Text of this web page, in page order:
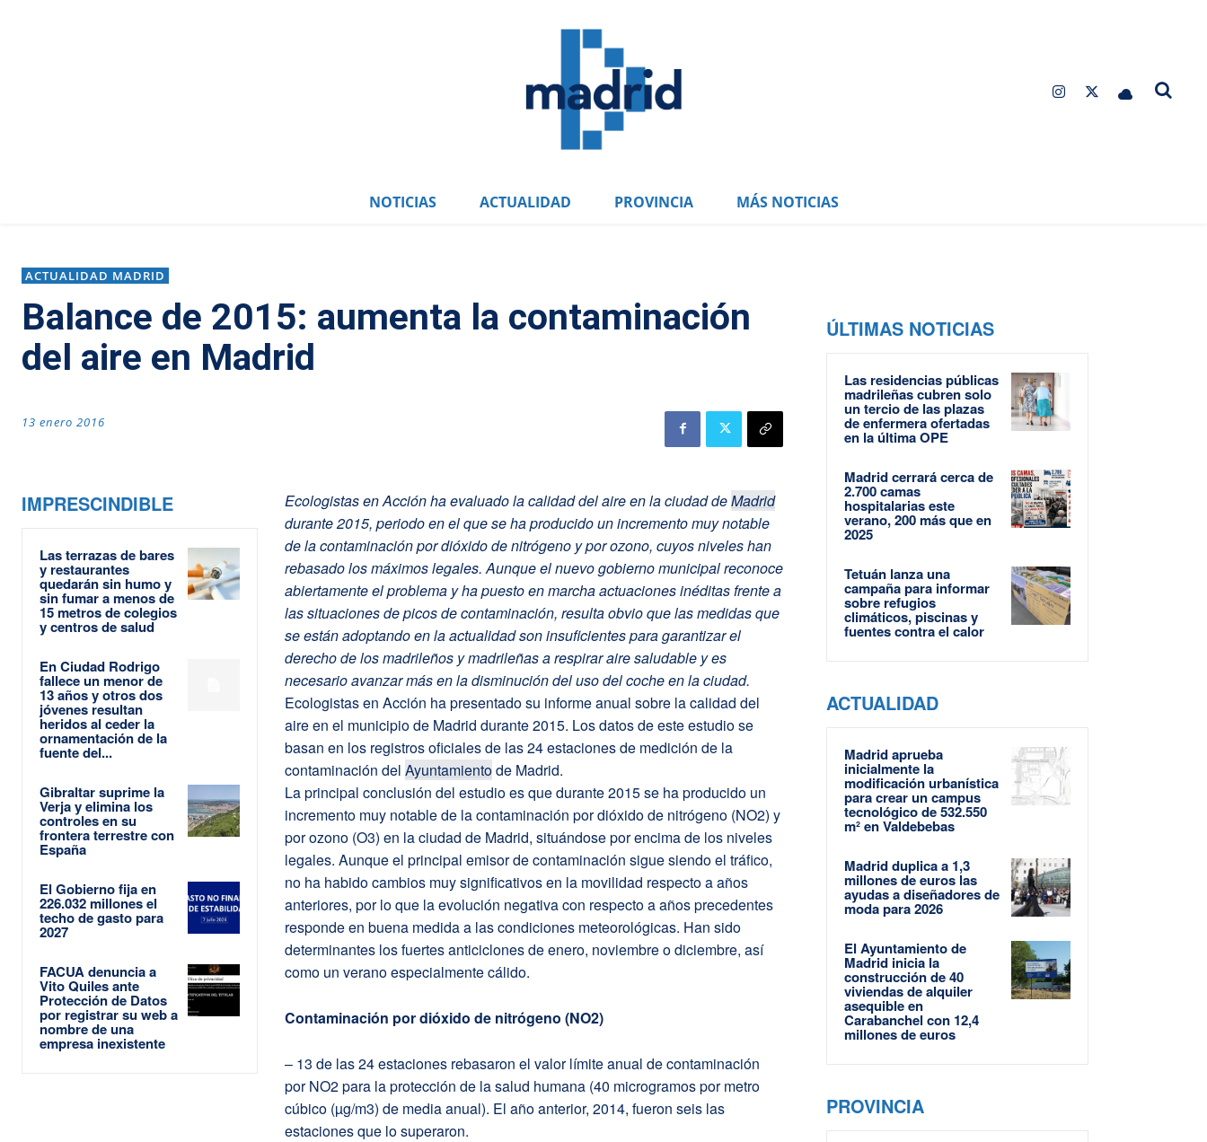
NOTICIAS ACTUALIDAD PROVINCIA MÁS NOTICIAS
ACTUALIDAD MADRID
Balance de 2015: aumenta la contaminación
del aire en Madrid
13 enero 2016
IMPRESCINDIBLE
Las terrazas de bares
y restaurantes
quedarán sin humo y
sin fumar a menos de
15 metros de colegios
y centros de salud
En Ciudad Rodrigo
fallece un menor de
13 años y otros dos
jóvenes resultan
heridos al ceder la
ornamentación de la
fuente del...
Gibraltar suprime la
Verja y elimina los
controles en su
frontera terrestre con
España
El Gobierno fija en
226.032 millones el
techo de gasto para
2027
FACUA denuncia a
Vito Quiles ante
Protección de Datos
por registrar su web a
nombre de una
empresa inexistente
Ecologistas en Acción ha evaluado la calidad del aire en la ciudad deMadrid
durante 2015, periodo en el que se ha producido un incremento muy notable
de la contaminación por dióxido de nitrógeno y por ozono, cuyos niveles han
rebasado los máximos legales. Aunque el nuevo gobierno municipal reconoce
abiertamente el problema y ha puesto en marcha actuaciones inéditas frente a
las situaciones de picos de contaminación, resulta obvio que las medidas que
se están adoptando en la actualidad son insuficientes para garantizar el
derecho de los madrileños y madrileñas a respirar aire saludable y es
necesario avanzar más en la disminución del uso del coche en la ciudad.
Ecologistas en Acción ha presentado su informe anual sobre la calidad del
aire en el municipio de Madrid durante 2015. Los datos de este estudio se
basan en los registros oficiales de las 24 estaciones de medición de la
contaminación del Ayuntamientode Madrid.
La principal conclusión del estudio es que durante 2015 se ha producido un
incremento muy notable de la contaminación por dióxido de nitrógeno (NO2) y
por ozono (O3) en la ciudad de Madrid, situándose por encima de los niveles
legales. Aunque el principal emisor de contaminación sigue siendo el tráfico,
no ha habido cambios muy significativos en la movilidad respecto a años
anteriores, por lo que la evolución negativa con respecto a años precedentes
responde en buena medida a las condiciones meteorológicas. Han sido
determinantes los fuertes anticiclones de enero, noviembre o diciembre, así
como un verano especialmente cálido.
Contaminación por dióxido de nitrógeno (NO2)
– 13 de las 24 estaciones rebasaron el valor límite anual de contaminación
por NO2 para la protección de la salud humana (40 microgramos por metro
cúbico (µg/m3) de media anual). El año anterior, 2014, fueron seis las
estaciones que lo superaron.
ÚLTIMAS NOTICIAS
Las residencias públicas
madrileñas cubren solo
un tercio de las plazas
de enfermera ofertadas
en la última OPE
Madrid cerrará cerca de
2.700 camas
hospitalarias este
verano, 200 más que en
2025
Tetuán lanza una
campaña para informar
sobre refugios
climáticos, piscinas y
fuentes contra el calor
ACTUALIDAD
Madrid aprueba
inicialmente la
modificación urbanística
para crear un campus
tecnológico de 532.550
m² en Valdebebas
Madrid duplica a 1,3
millones de euros las
ayudas a diseñadores de
moda para 2026
El Ayuntamiento de
Madrid inicia la
construcción de 40
viviendas de alquiler
asequible en
Carabanchel con 12,4
millones de euros
PROVINCIA